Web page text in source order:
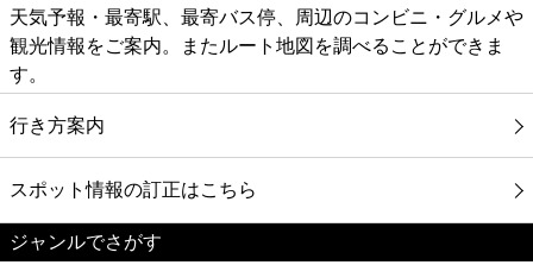
天気予報・最寄駅、最寄バス停、周辺のコンビニ・グルメや
観光情報をご案内。またルート地図を調べることができま
す。
行き方案内
スポット情報の訂正はこちら
ジャンルでさがす